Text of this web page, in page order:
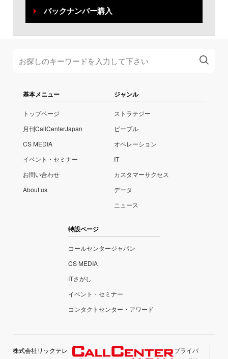
バックナンバー購入
基本メニュー
トップページ
月刊CallCenterJapan
CS MEDIA
イベント・セミナー
お問い合わせ
About us
ジャンル
ストラテジー
ピープル
オペレーション
IT
カスタマーサクセス
データ
ニュース
特設ページ
コールセンタージャパン
CS MEDIA
ITさがし
イベント・セミナー
コンタクトセンター・アワード
株式会社リックテレ
プライバ